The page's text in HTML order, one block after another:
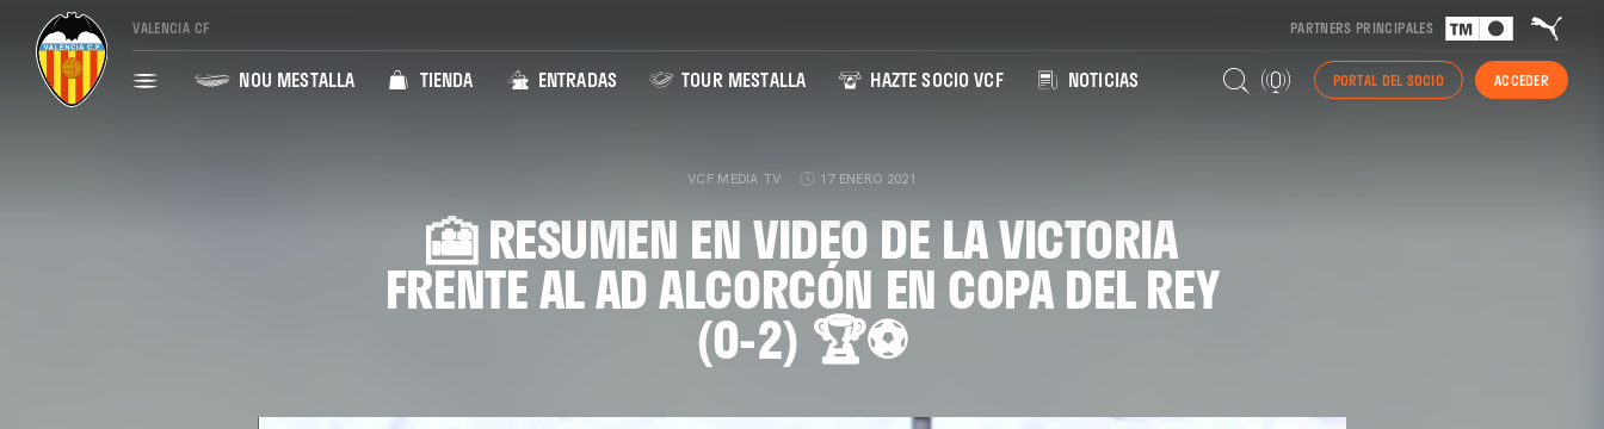
VALENCIA CF PARTNERS PRINCIPALES
NOU MESTALLA TIENDA ENTRADAS TOUR MESTALLA HAZTE SOCIO VCF NOTICIAS PORTAL DEL SOCIO ACCEDER
VCF MEDIA TV 17 ENERO 2021
🎦 RESUMEN EN VIDEO DE LA VICTORIA
FRENTE AL AD ALCORCÓN EN COPA DEL REY
(0-2) 🏆⚽️